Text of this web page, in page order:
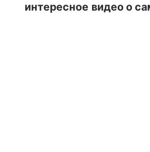
интересное видео о